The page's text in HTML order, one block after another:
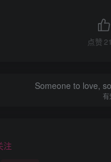
点赞
Someone to love,
有
注